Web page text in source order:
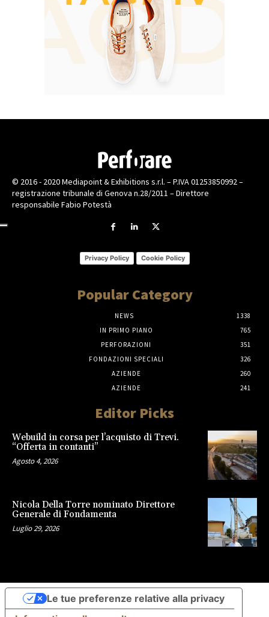
© 2016 - 2020 Mediapoint & Exhibitions s.r.l. – P.IVA 01253850992 –
registrazione tribunale di Genova n.28/2011 – Direttore
responsabile Fabio Potestà
Privacy Policy Cookie Policy
Popular Category
NEWS
1338
IN PRIMO PIANO
765
PERFORAZIONI
351
FONDAZIONI SPECIALI
326
AZIENDE
260
AZIENDE
241
Editor Picks
Webuild in corsa per l’acquisto di Trevi.
“Offerta in contanti”
Agosto 4, 2026
Nicola Della Torre nominato Direttore
Generale di Fondamenta
Luglio 29, 2026
Le tue preferenze relative alla privacy